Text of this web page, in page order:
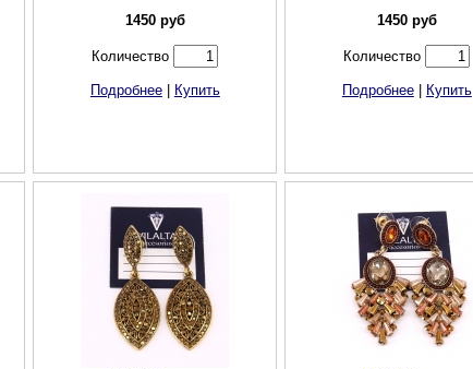
1450руб
Количество
Подробнее| Купить
1450руб
Количество
Подробнее| Купить